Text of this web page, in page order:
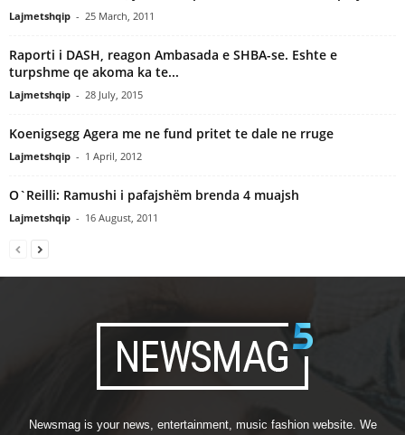
Lajmetshqip - 25 March, 2011
Raporti i DASH, reagon Ambasada e SHBA-se. Eshte e
turpshme qe akoma ka te...
Lajmetshqip - 28 July, 2015
Koenigsegg Agera me ne fund pritet te dale ne rruge
Lajmetshqip - 1 April, 2012
O`Reilli: Ramushi i pafajshëm brenda 4 muajsh
Lajmetshqip - 16 August, 2011
Newsmag is your news, entertainment, music fashion website. We